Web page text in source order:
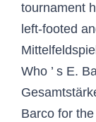
tournament
left-footed
Who ’ s E.
Barco for